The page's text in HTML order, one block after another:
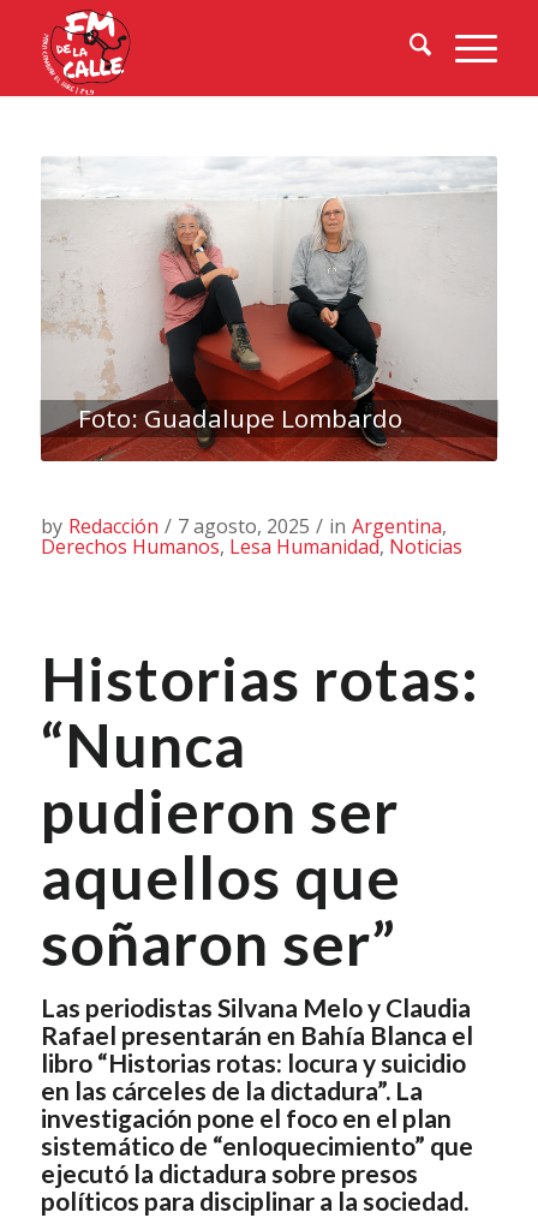
Foto: Guadalupe Lombardo
by Redacción / 7 agosto, 2025 / in Argentina,
Derechos Humanos, Lesa Humanidad, Noticias
Historias rotas:
“Nunca
pudieron ser
aquellos que
soñaron ser”
Las periodistas Silvana Melo y Claudia
Rafael presentarán en Bahía Blanca el
libro “Historias rotas: locura y suicidio
en las cárceles de la dictadura”. La
investigación pone el foco en el plan
sistemático de “enloquecimiento” que
ejecutó la dictadura sobre presos
políticos para disciplinar a la sociedad.